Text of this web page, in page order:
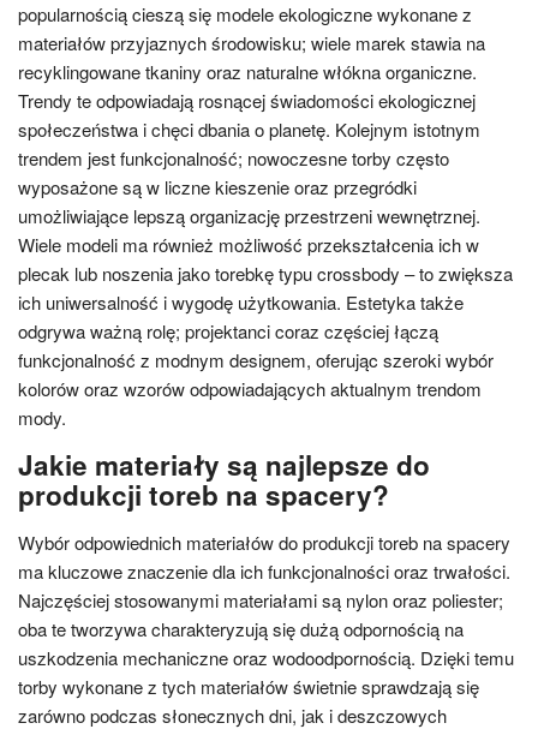
popularnością cieszą się modele ekologiczne wykonane z
materiałów przyjaznych środowisku; wiele marek stawia na
recyklingowane tkaniny oraz naturalne włókna organiczne.
Trendy te odpowiadają rosnącej świadomości ekologicznej
społeczeństwa i chęci dbania o planetę. Kolejnym istotnym
trendem jest funkcjonalność; nowoczesne torby często
wyposażone są w liczne kieszenie oraz przegródki
umożliwiające lepszą organizację przestrzeni wewnętrznej.
Wiele modeli ma również możliwość przekształcenia ich w
plecak lub noszenia jako torebkę typu crossbody – to zwiększa
ich uniwersalność i wygodę użytkowania. Estetyka także
odgrywa ważną rolę; projektanci coraz częściej łączą
funkcjonalność z modnym designem, oferując szeroki wybór
kolorów oraz wzorów odpowiadających aktualnym trendom
mody.
Jakie materiały są najlepsze do
produkcji toreb na spacery?
Wybór odpowiednich materiałów do produkcji toreb na spacery
ma kluczowe znaczenie dla ich funkcjonalności oraz trwałości.
Najczęściej stosowanymi materiałami są nylon oraz poliester;
oba te tworzywa charakteryzują się dużą odpornością na
uszkodzenia mechaniczne oraz wodoodpornością. Dzięki temu
torby wykonane z tych materiałów świetnie sprawdzają się
zarówno podczas słonecznych dni, jak i deszczowych